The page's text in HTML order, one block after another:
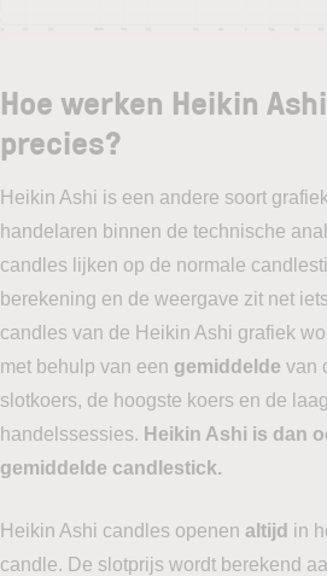
Hoe werken Heikin
precies?
Heikin Ashi is een andere soort
handelaren binnen de technische
candles lijken op de normale
berekening en de weergave zit net
candles van de Heikin Ashi grafiek
met behulp van een gemiddelde van
slotkoers, de hoogste koers en de
handelssessies. Heikin Ashi is dan
gemiddelde candlestick.
Heikin Ashi candles openen altijd in
candle. De slotprijs wordt berekend